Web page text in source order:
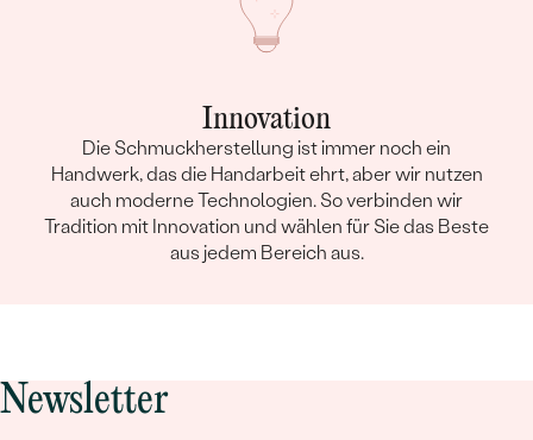
Innovation
Die Schmuckherstellung ist immer noch ein
Handwerk, das die Handarbeit ehrt, aber wir nutzen
auch moderne Technologien. So verbinden wir
Tradition mit Innovation und wählen für Sie das Beste
aus jedem Bereich aus.
Newsletter